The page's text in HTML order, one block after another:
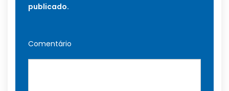
publicado.
Comentário